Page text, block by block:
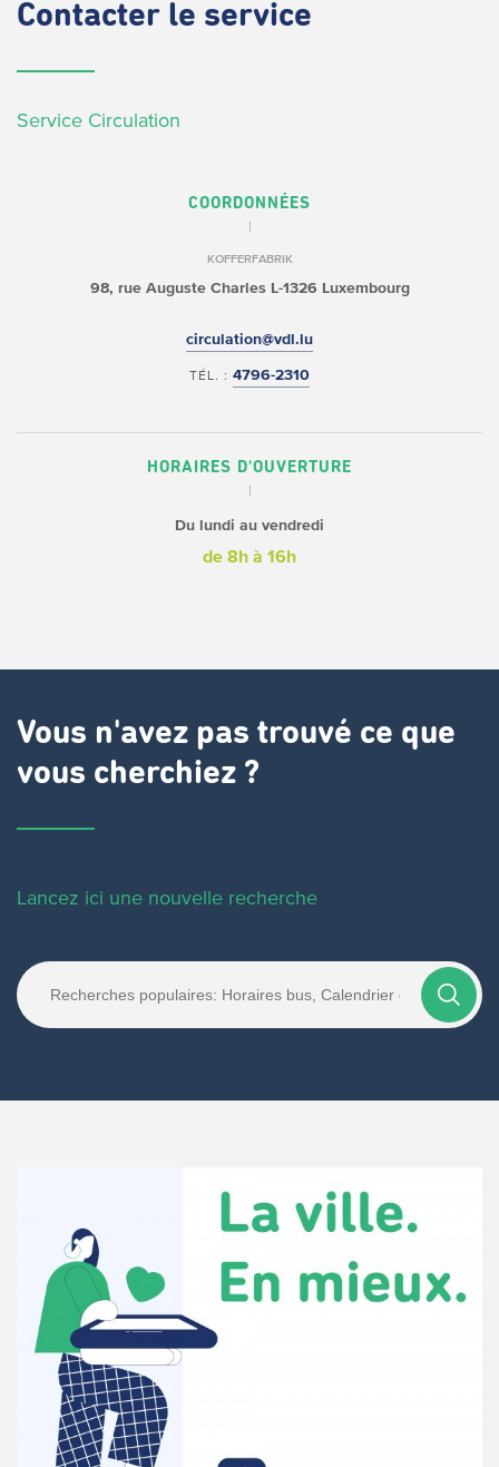
Contacter le service
Service Circulation
COORDONNÉES
KOFFERFABRIK
98, rue Auguste CharlesL-1326 Luxembourg
circulation@vdl.lu
TÉL. : 4796-2310
HORAIRES D'OUVERTURE
Du lundi au vendredi
de 8h à 16h
Vous n'avez pas trouvé ce que
vous cherchiez ?
Lancez ici une nouvelle recherche